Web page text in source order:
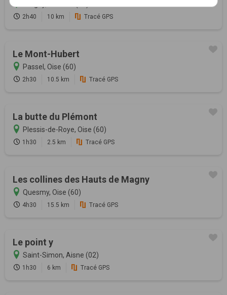
2h40 10 km Tracé GPS
Le Mont-Hubert
Passel, Oise (60)
2h30 10.5 km Tracé GPS
La butte du Plémont
Plessis-de-Roye, Oise (60)
1h30 2.5 km Tracé GPS
Les collines des Hauts de Magny
Quesmy, Oise (60)
4h30 15.5 km Tracé GPS
Le point y
Saint-Simon, Aisne (02)
1h30 6 km Tracé GPS